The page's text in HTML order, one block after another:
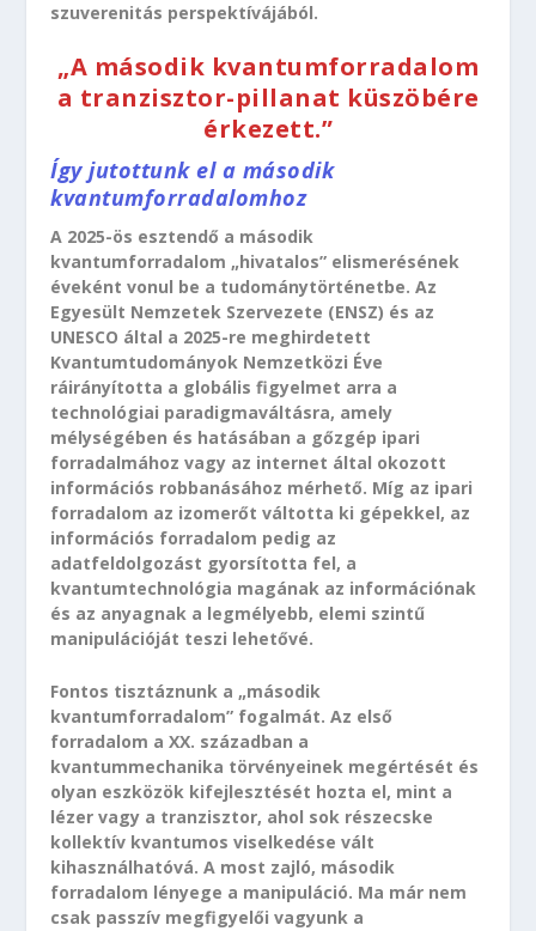
szuverenitás perspektívájából.
„A második kvantumforradalom
a tranzisztor-pillanat küszöbére
érkezett.”
Így jutottunk el a második
kvantumforradalomhoz
A 2025-ös esztendő a második
kvantumforradalom „hivatalos” elismerésének
éveként vonul be a tudománytörténetbe. Az
Egyesült Nemzetek Szervezete (ENSZ) és az
UNESCO által a 2025-re meghirdetett
Kvantumtudományok Nemzetközi Éve
ráirányította a globális figyelmet arra a
technológiai paradigmaváltásra, amely
mélységében és hatásában a gőzgép ipari
forradalmához vagy az internet által okozott
információs robbanásához mérhető. Míg az ipari
forradalom az izomerőt váltotta ki gépekkel, az
információs forradalom pedig az
adatfeldolgozást gyorsította fel, a
kvantumtechnológia magának az információnak
és az anyagnak a legmélyebb, elemi szintű
manipulációját teszi lehetővé.
Fontos tisztáznunk a „második
kvantumforradalom” fogalmát. Az első
forradalom a XX. században a
kvantummechanika törvényeinek megértését és
olyan eszközök kifejlesztését hozta el, mint a
lézer vagy a tranzisztor, ahol sok részecske
kollektív kvantumos viselkedése vált
kihasználhatóvá. A most zajló, második
forradalom lényege a manipuláció. Ma már nem
csak passzív megfigyelői vagyunk a